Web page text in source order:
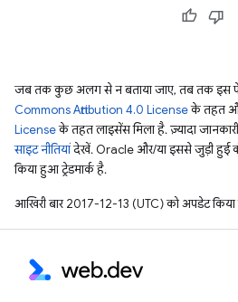
जब तक कुछ अलग से न बताया जाए, तब तक इस
Commons Attribution 4.0 Licenseके तहत
Licenseके तहत लाइसेंस मिला है. ज़्यादा
साइट नीतियांदेखें. Oracle और/या इससे जुड़ी हुई
किया हुआ ट्रेडमार्क है.
आखिरी बार 2017-12-13 (UTC) को अपडेट किया